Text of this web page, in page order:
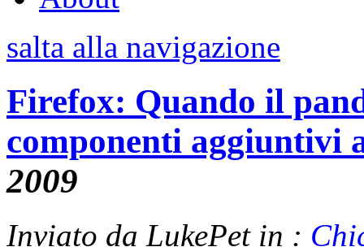
salta alla navigazione
Firefox: Quando il
componenti aggiuntivi
2009
Inviato da LukePet in :